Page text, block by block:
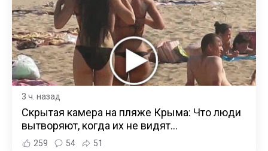
3 ч. назад
Скрытая камера на пляже Крыма: Что люди
вытворяют, когда их не видят...
259 54 51